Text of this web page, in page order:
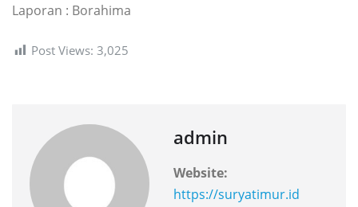
Laporan : Borahima
Post Views: 3,025
admin
Website:
https://suryatimur.id